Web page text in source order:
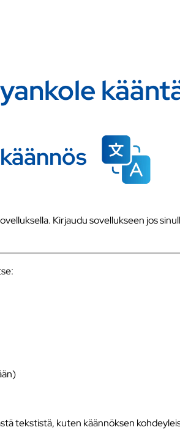
Kirjaudu sovellukseen jos
tekstistä, kuten käännöksen